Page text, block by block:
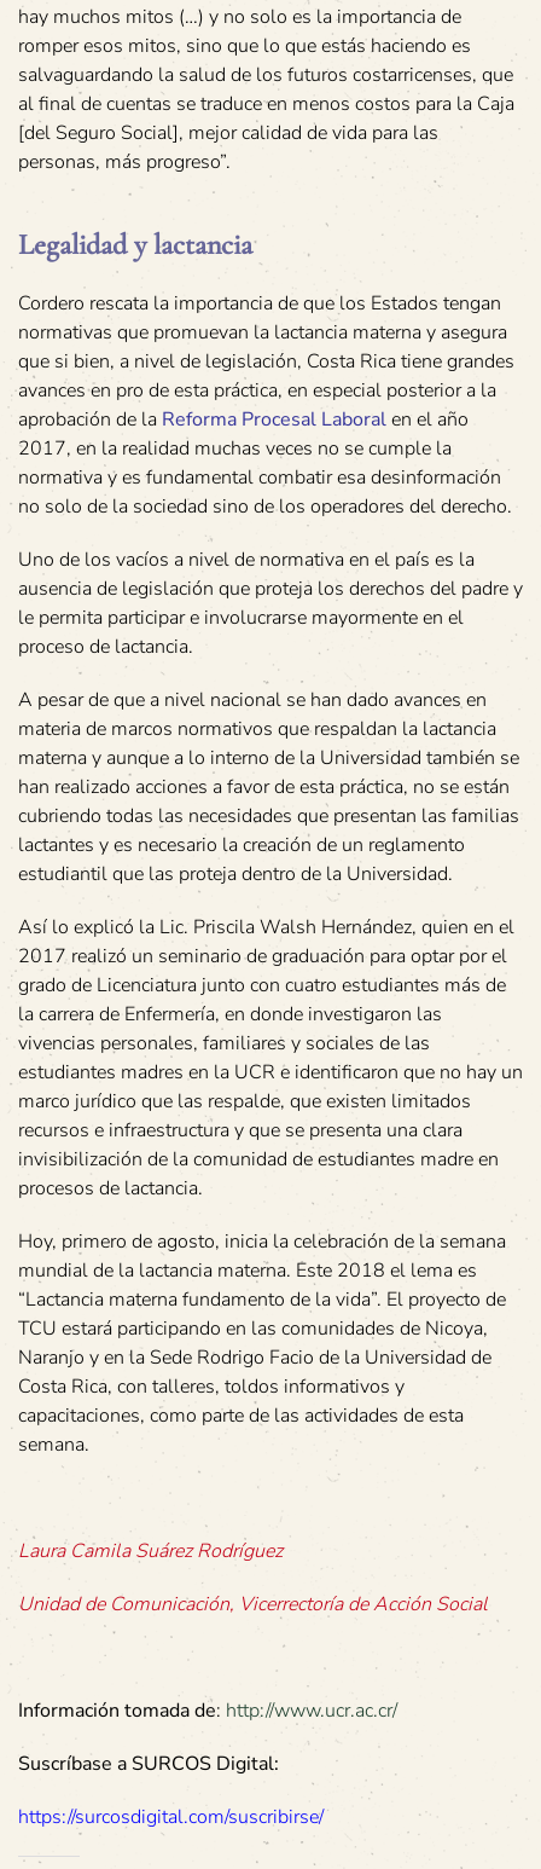
hay muchos mitos (…) y no solo es la importancia de
romper esos mitos, sino que lo que estás haciendo es
salvaguardando la salud de los futuros costarricenses, que
al final de cuentas se traduce en menos costos para la Caja
[del Seguro Social], mejor calidad de vida para las
personas, más progreso”.
Legalidad y lactancia
Cordero rescata la importancia de que los Estados tengan
normativas que promuevan la lactancia materna y asegura
que si bien, a nivel de legislación, Costa Rica tiene grandes
avances en pro de esta práctica, en especial posterior a la
aprobación de la Reforma Procesal Laboralen el año
2017, en la realidad muchas veces no se cumple la
normativa y es fundamental combatir esa desinformación
no solo de la sociedad sino de los operadores del derecho.
Uno de los vacíos a nivel de normativa en el país es la
ausencia de legislación que proteja los derechos del padre y
le permita participar e involucrarse mayormente en el
proceso de lactancia.
A pesar de que a nivel nacional se han dado avances en
materia de marcos normativos que respaldan la lactancia
materna y aunque a lo interno de la Universidad también se
han realizado acciones a favor de esta práctica, no se están
cubriendo todas las necesidades que presentan las familias
lactantes y es necesario la creación de un reglamento
estudiantil que las proteja dentro de la Universidad.
Así lo explicó la Lic. Priscila Walsh Hernández, quien en el
2017 realizó un seminario de graduación para optar por el
grado de Licenciatura junto con cuatro estudiantes más de
la carrera de Enfermería, en donde investigaron las
vivencias personales, familiares y sociales de las
estudiantes madres en la UCR e identificaron que no hay un
marco jurídico que las respalde, que existen limitados
recursos e infraestructura y que se presenta una clara
invisibilización de la comunidad de estudiantes madre en
procesos de lactancia.
Hoy, primero de agosto, inicia la celebración de la semana
mundial de la lactancia materna. Este 2018 el lema es
“Lactancia materna fundamento de la vida”. El proyecto de
TCU estará participando en las comunidades de Nicoya,
Naranjo y en la Sede Rodrigo Facio de la Universidad de
Costa Rica, con talleres, toldos informativos y
capacitaciones, como parte de las actividades de esta
semana.
Laura Camila Suárez Rodríguez
Unidad de Comunicación, Vicerrectoría de Acción Social
Información tomada de: http://www.ucr.ac.cr/
Suscríbase a SURCOS Digital:
https://surcosdigital.com/suscribirse/